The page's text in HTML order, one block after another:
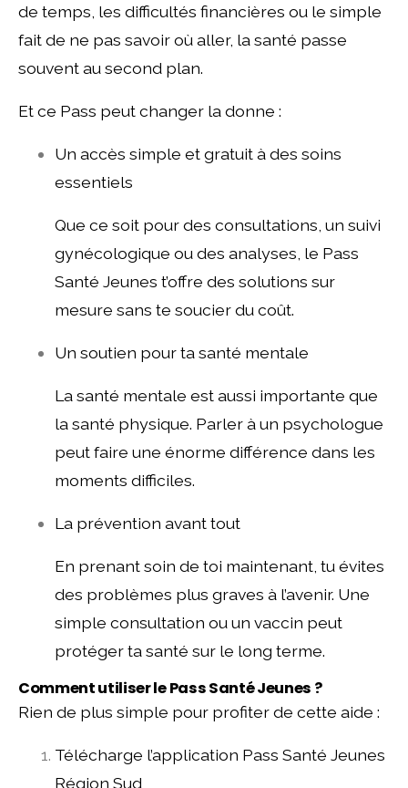
de temps, les difficultés financières ou le simple
fait de ne pas savoir où aller, la santé passe
souvent au second plan.
Et ce Pass peut changer la donne :
Un accès simple et gratuit à des soins
essentiels
Que ce soit pour des consultations, un suivi
gynécologique ou des analyses, le Pass
Santé Jeunes t’offre des solutions sur
mesure sans te soucier du coût.
Un soutien pour ta santé mentale
La santé mentale est aussi importante que
la santé physique. Parler à un psychologue
peut faire une énorme différence dans les
moments difficiles.
La prévention avant tout
En prenant soin de toi maintenant, tu évites
des problèmes plus graves à l’avenir. Une
simple consultation ou un vaccin peut
protéger ta santé sur le long terme.
Comment utiliser le Pass Santé Jeunes ?
Rien de plus simple pour profiter de cette aide :
Télécharge l’application Pass Santé Jeunes
Région Sud